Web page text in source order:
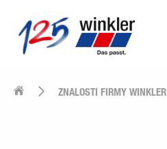
ZNALOSTI FIRMY WINKLER